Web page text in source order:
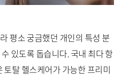
평소 궁금했던 개인의 특성 분
수 있도록 돕습니다. 국내 최다 항
토탈 헬스케어가 가능한 프리미